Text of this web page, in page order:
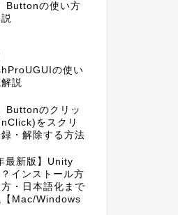
Buttonの使い方
の使い
説
Buttonのクリッ
をスクリ
・解除する方法
最新版】Unity
インストール方
・日本語化まで
【Mac/Windows